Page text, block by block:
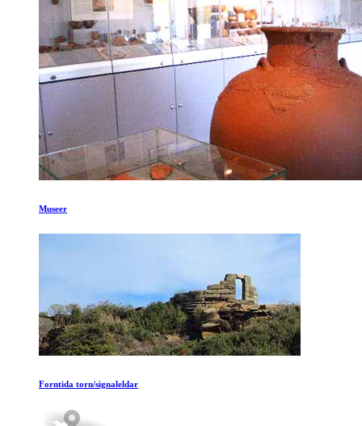
Museer
Forntida torn/signaleldar